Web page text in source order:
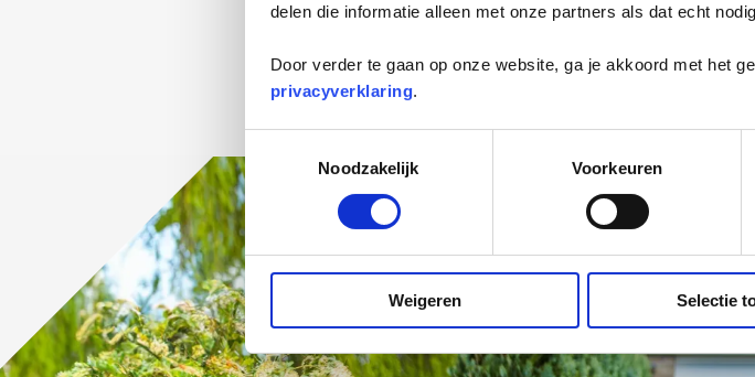
delen die informatie alleen met onze partners als dat echt
Door verder te gaan op onze website, ga je akkoord met het
privacyverklaring.
Noodzakelijk
Voorkeuren
Weigeren Selectie